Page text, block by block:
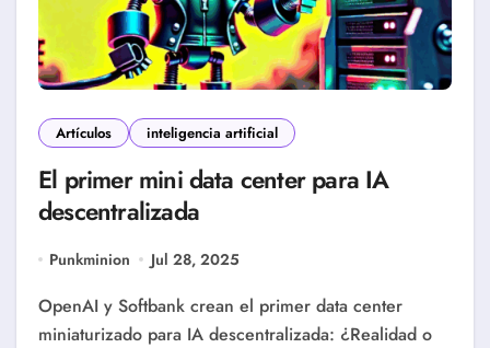
Artículos inteligencia artificial
El primer mini data center para IA
descentralizada
Punkminion Jul 28, 2025
OpenAI y Softbank crean el primer data center
miniaturizado para IA descentralizada: ¿Realidad o